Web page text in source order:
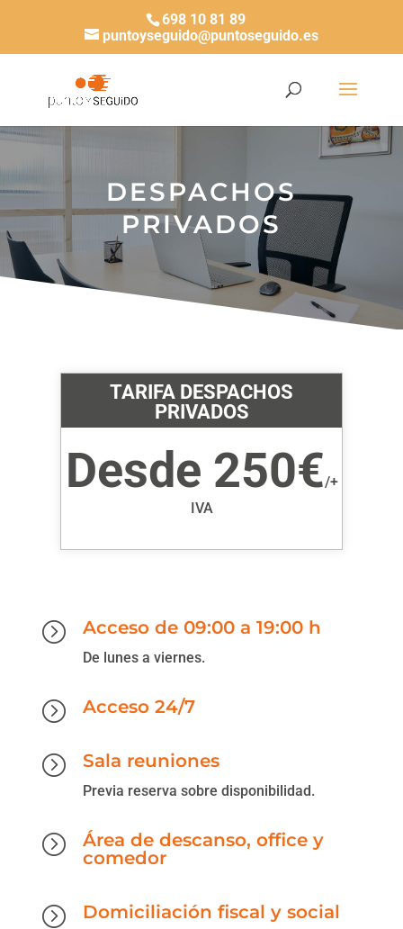
698 10 81 89
puntoyseguido@puntoseguido.es
DESPACHOS
PRIVADOS
TARIFA DESPACHOS
PRIVADOS
Desde 250€/+
IVA
= Acceso de 09:00 a 19:00 h
De lunes a viernes.
= Acceso 24/7
= Sala reuniones
Previa reserva sobre disponibilidad.
=
Área de descanso, office y
comedor
= Domiciliación fiscal y social